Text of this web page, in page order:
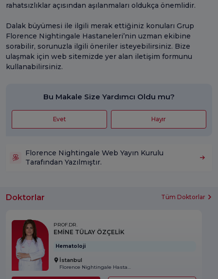
rahatsızlıklar açısından aşılanmaları oldukça önemlidir.
Dalak büyümesi ile ilgili merak ettiğiniz konuları Grup
Florence Nightingale Hastaneleri’nin uzman ekibine
sorabilir, sorunuzla ilgili öneriler isteyebilirsiniz. Bize
ulaşmak için web sitemizde yer alan iletişim formunu
kullanabilirsiniz.
Bu Makale Size Yardımcı Oldu mu?
Evet Hayır
Florence Nightingale Web Yayın Kurulu
Tarafından Yazılmıştır.
Doktorlar Tüm Doktorlar
PROF.DR.
EMİNE TÜLAY ÖZÇELİK
Hematoloji
İstanbul
Florence Nightingale Hastanesi